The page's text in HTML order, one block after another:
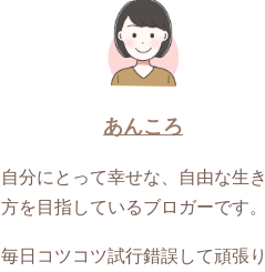
あんころ
自分にとって幸せな、自由な生き
方を目指しているブロガーです。
毎日コツコツ試行錯誤して頑張り